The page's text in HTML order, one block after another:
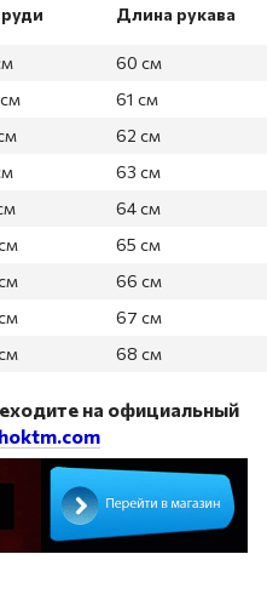
Длина рукава
60 см
61 см
62 см
63 см
64 см
65 см
66 см
67 см
68 см
на официальный